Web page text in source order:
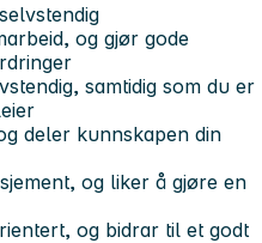
og gjør gode
samtidig som du er
deler kunnskapen din
og liker å gjøre en
og bidrar til et godt